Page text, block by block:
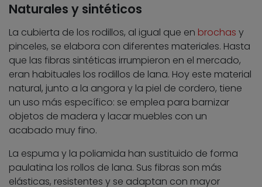
Naturales y sintéticos
La cubierta de los rodillos, al igual que en brochas y
pinceles, se elabora con diferentes materiales. Hasta
que las fibras sintéticas irrumpieron en el mercado,
eran habituales los rodillos de lana. Hoy este material
natural, junto a la angora y la piel de cordero, tiene
un uso más específico: se emplea para barnizar
objetos de madera y lacar muebles con un
acabado muy fino.
La espuma y la poliamida han sustituido de forma
paulatina los rollos de lana. Sus fibras son más
elásticas, resistentes y se adaptan con mayor